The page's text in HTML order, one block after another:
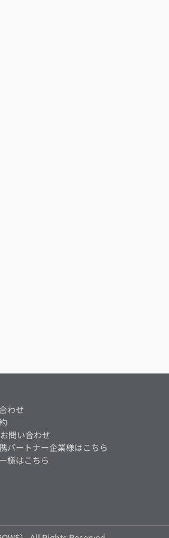
わせ
問い合わせ
パートナー企業様はこちら
様はこちら